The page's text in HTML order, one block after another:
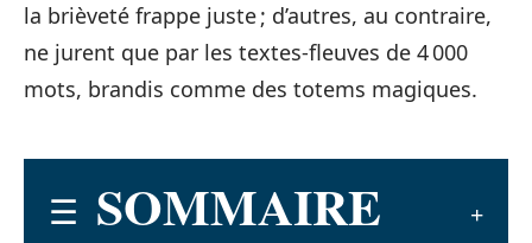
la brièveté frappe juste ; d’autres, au contraire,
ne jurent que par les textes-fleuves de 4 000
mots, brandis comme des totems magiques.
SOMMAIRE